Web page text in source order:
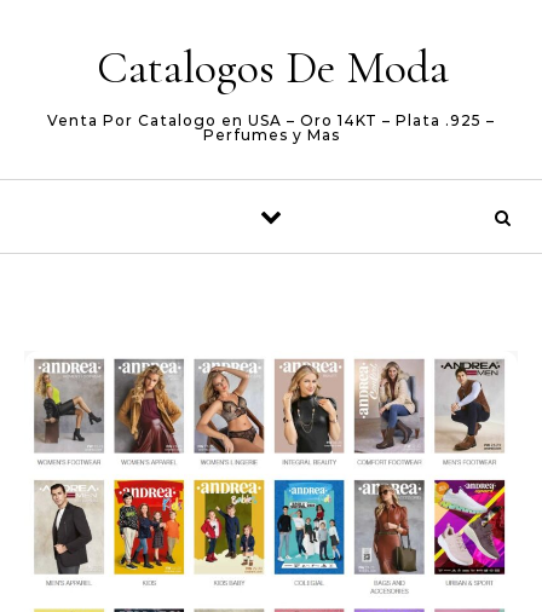
Catalogos De Moda
Venta Por Catalogo en USA – Oro 14KT – Plata .925 –
Perfumes y Mas